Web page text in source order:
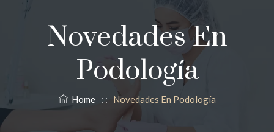
Novedades En
Podología
Home: : Novedades En Podología